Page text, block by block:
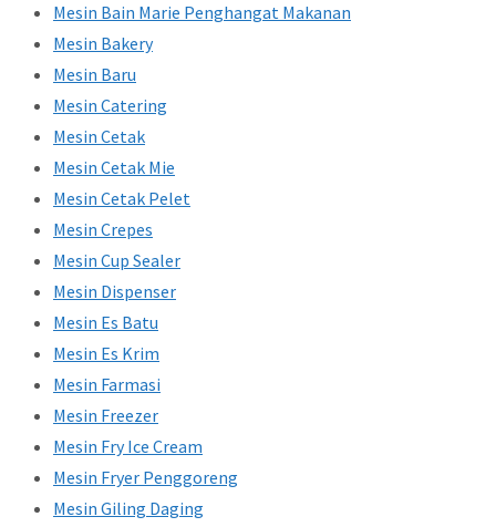
Mesin Bain Marie Penghangat Makanan
Mesin Bakery
Mesin Baru
Mesin Catering
Mesin Cetak
Mesin Cetak Mie
Mesin Cetak Pelet
Mesin Crepes
Mesin Cup Sealer
Mesin Dispenser
Mesin Es Batu
Mesin Es Krim
Mesin Farmasi
Mesin Freezer
Mesin Fry Ice Cream
Mesin Fryer Penggoreng
Mesin Giling Daging